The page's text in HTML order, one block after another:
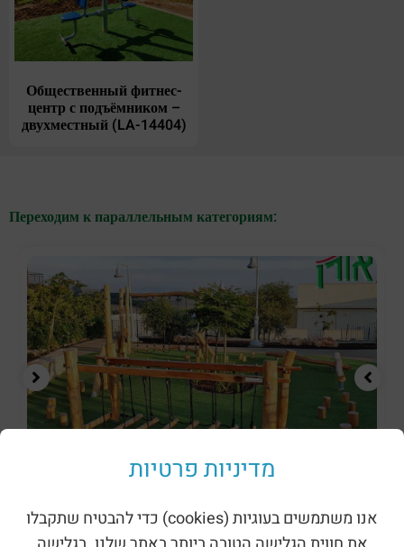
Общественный фитнес-
центр с подъёмником –
двухместный (LA-14404)
Переходим к параллельным категориям:
מתקני נינג’ה רוביניה
מדיניות פרטיות
אנו משתמשים בעוגיות (cookies) כדי להבטיח שתקבלו